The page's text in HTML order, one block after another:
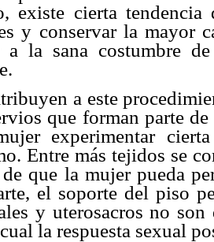
existe cierta tendencia
y conservar la mayor
a la sana costumbre
a este
que forman parte
experimentar
Entre más tejidos se
que la mujer pueda
el soporte del piso
y uterosacros no
la respuesta sexual